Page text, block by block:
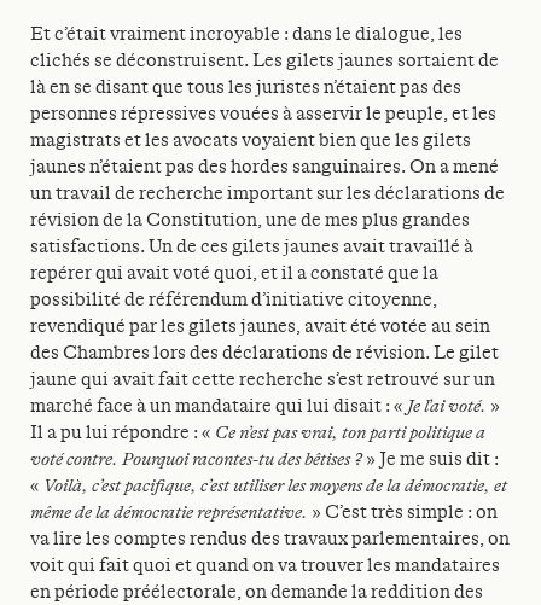
Et c’était vraiment incroyable : dans le dialogue, les
clichés se déconstruisent. Les gilets jaunes sortaient de
là en se disant que tous les juristes n’étaient pas des
personnes répressives vouées à asservir le peuple, et les
magistrats et les avocats voyaient bien que les gilets
jaunes n’étaient pas des hordes sanguinaires. On a mené
un travail de recherche important sur les déclarations de
révision de la Constitution, une de mes plus grandes
satisfactions. Un de ces gilets jaunes avait travaillé à
repérer qui avait voté quoi, et il a constaté que la
possibilité de référendum d’initiative citoyenne,
revendiqué par les gilets jaunes, avait été votée au sein
des Chambres lors des déclarations de révision. Le gilet
jaune qui avait fait cette recherche s’est retrouvé sur un
marché face à un mandataire qui lui disait : « Je l’ai voté. »
Il a pu lui répondre : « Ce n’est pas vrai, ton parti politique a
voté contre. Pourquoi racontes-tu des bêtises ?» Je me suis dit :
« Voilà, c’est pacifique, c’est utiliser les moyens de la démocratie, et
même de la démocratie représentative. » C’est très simple : on
va lire les comptes rendus des travaux parlementaires, on
voit qui fait quoi et quand on va trouver les mandataires
en période préélectorale, on demande la reddition des